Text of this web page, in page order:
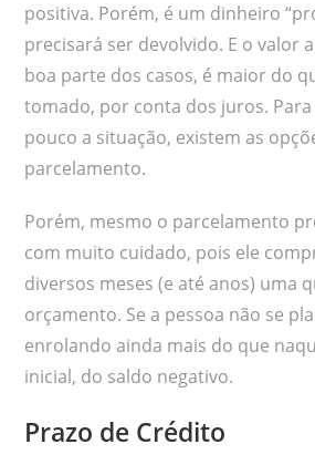
positiva. Porém, é um dinheiro
precisará ser devolvido. E o valor
boa parte dos casos, é maior do
tomado, por conta dos juros.
pouco a situação, existem as
parcelamento.
Porém, mesmo o parcelamento
com muito cuidado, pois ele
diversos meses (e até anos) uma
orçamento. Se a pessoa não se
enrolando ainda mais do que
inicial, do saldo negativo.
Prazo de Crédito